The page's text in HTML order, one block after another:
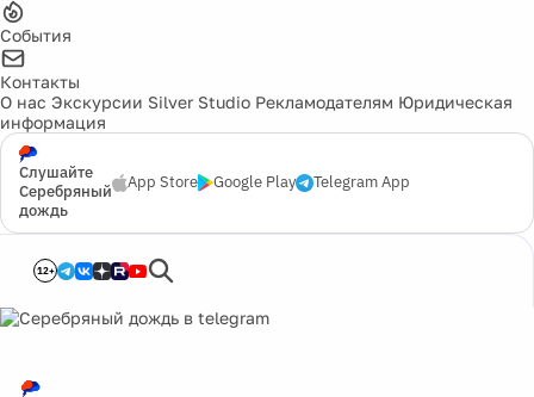
События
Контакты
О нас Экскурсии Silver Studio Рекламодателям Юридическая
информация
Слушайте
Серебряный
дождь
App Store Google Play Telegram App
12+